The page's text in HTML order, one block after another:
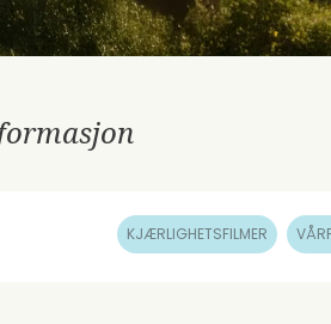
KJÆRLIGHETSFILMER